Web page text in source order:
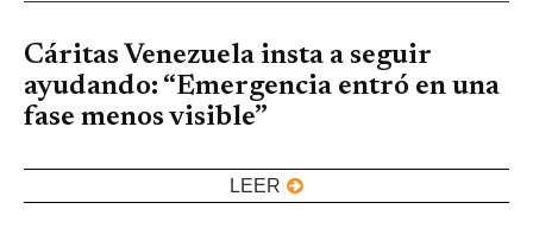
Cáritas Venezuela insta a seguir
ayudando: “Emergencia entró en una
fase menos visible”
LEER